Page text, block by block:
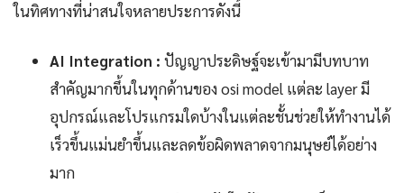
ในทิศทางที่น่าสนใจหลายประการดังนี้
AI Integration : ปัญญาประดิษฐ์จะเข้ามามีบทบาท
สำคัญมากขึ้นในทุกด้านของ osi model แต่ละ layer มี
อุปกรณ์และโปรแกรมใดบ้างในแต่ละชั้นช่วยให้ทำงานได้
เร็วขึ้นแม่นยำขึ้นและลดข้อผิดพลาดจากมนุษย์ได้อย่าง
มาก